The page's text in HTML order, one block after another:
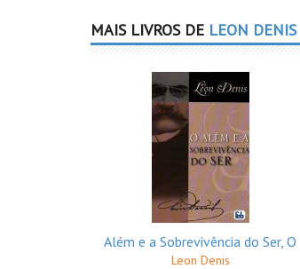
MAIS LIVROS DE LEON DENIS
Além e a Sobrevivência do Ser, O
Leon Denis